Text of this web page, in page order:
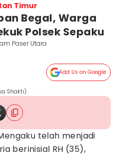
Timur
Begal, Warga
Polsek Sepaku
Paser Utara
Add Us on Google
Shakti)
telah menjadi
berinisial RH (35),